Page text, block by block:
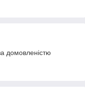
домовленістю